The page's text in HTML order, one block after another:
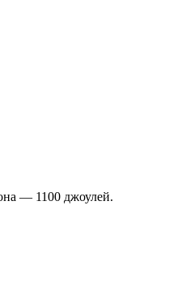
— 1100 джоулей.